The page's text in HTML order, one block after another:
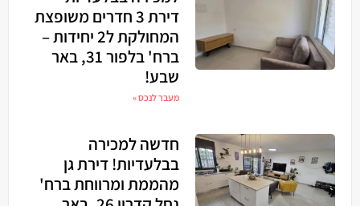
דירת 3 חדרים משופצת
המחולקת ל2 יחידות –
ברח' בלפור 31, באר
שבע!
מעבר לנכס »
חדשה למכירה
בבלעדיות! דירת גן
מהממת ומרווחת ברח'